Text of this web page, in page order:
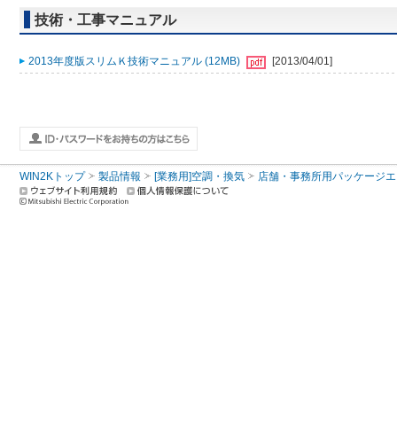
技術・工事マニュアル
2013年度版スリムＫ技術マニュアル (12MB) [2013/04/01]
WIN2Kトップ 製品情報 [業務用]空調・換気 店舗・事務所用パッケージ